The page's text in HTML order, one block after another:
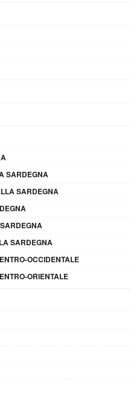
SARDEGNA
SARDEGNA
SARDEGNA
OCCIDENTALE
ORIENTALE